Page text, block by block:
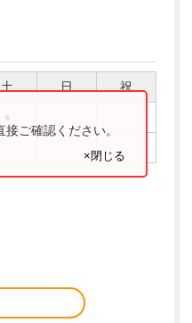
土 日 祝
ご確認ください。
×閉じる